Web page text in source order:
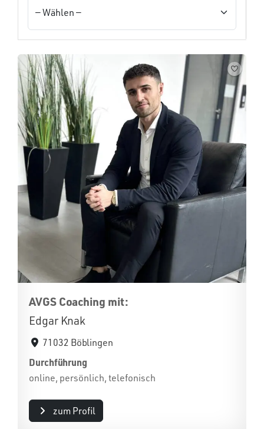
AVGS Coaching mit:
Edgar Knak
71032 Böblingen
Durchführung
online, persönlich, telefonisch
zum Profil